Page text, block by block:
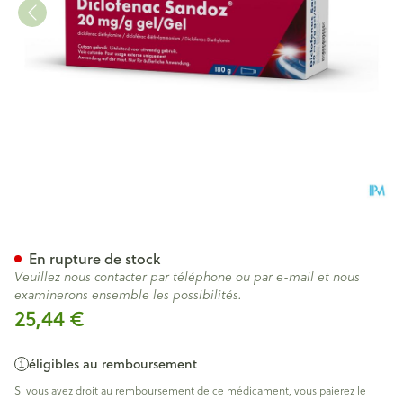
25,44 €
éligibles au remboursement
Si vous avez droit au remboursement de ce médicament, vous paierez le
En rupture de stock
Veuillez nous contacter par téléphone ou par e-mail et nous
examinerons ensemble les possibilités.